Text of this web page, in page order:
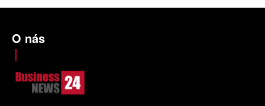
O nás